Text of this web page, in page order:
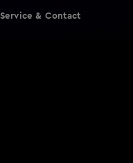
Service & Contact